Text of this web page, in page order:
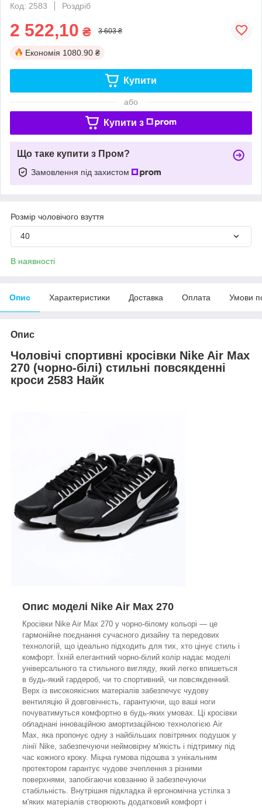
Код: 2583
Роздріб
2 522,10 ₴ 3 603 ₴
Економія 1080.90 ₴
Купити
або
Купити з
Що таке купити з Пром?
Замовлення під захистом
Розмір чоловічого взуття
40
В наявності
Опис Характеристики Доставка Оплата Умови
Опис
Чоловічі спортивні кросівки Nike Air Max
270 (чорно-білі) стильні повсякденні
кроси 2583 Найк
Опис моделі Nike Air Max 270
Кросівки Nike Air Max 270 у чорно-білому кольорі — це
гармонійне поєднання сучасного дизайну та передових
технологій, що ідеально підходить для тих, хто цінує стиль і
комфорт. Їхній елегантний чорно-білий колір надає моделі
універсального та стильного вигляду, який легко впишеться
в будь-який гардероб, чи то спортивний, чи повсякденний.
Верх із високоякісних матеріалів забезпечує чудову
вентиляцію й довговічність, гарантуючи, що ваші ноги
почуватимуться комфортно в будь-яких умовах. Ці кросівки
обладнані інноваційною амортизаційною технологією Air
Max, яка пропонує одну з найбільших повітряних подушок у
лінії Nike, забезпечуючи неймовірну м'якість і підтримку під
час кожного кроку. Міцна гумова підошва з унікальним
протектором гарантує чудове зчеплення з різними
поверхнями, запобігаючи ковзанню й забезпечуючи
стабільність. Внутрішня підкладка й ергономічна устілка з
м'яких матеріалів створюють додатковий комфорт і